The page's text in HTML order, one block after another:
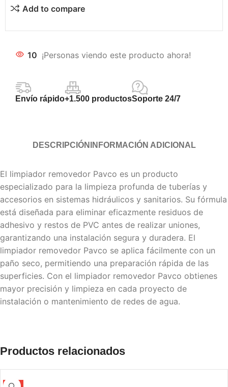
Add to compare
10 ¡Personas viendo este producto ahora!
Envío rápido+1.500 productosSoporte 24/7
DESCRIPCIÓN INFORMACIÓN ADICIONAL
El limpiador removedor Pavco es un producto
especializado para la limpieza profunda de tuberías y
accesorios en sistemas hidráulicos y sanitarios. Su fórmula
está diseñada para eliminar eficazmente residuos de
adhesivo y restos de PVC antes de realizar uniones,
garantizando una instalación segura y duradera. El
limpiador removedor Pavco se aplica fácilmente con un
paño seco, permitiendo una preparación rápida de las
superficies. Con el limpiador removedor Pavco obtienes
mayor precisión y limpieza en cada proyecto de
instalación o mantenimiento de redes de agua.
Productos relacionados
-5%